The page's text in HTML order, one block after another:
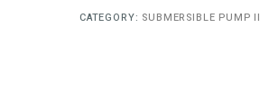
CATEGORY: SUBMERSIBLE PUMP II